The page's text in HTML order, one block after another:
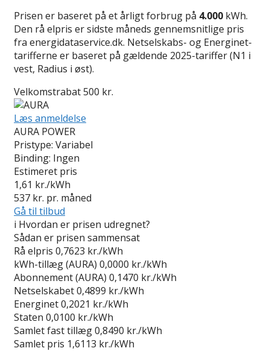
Prisen er baseret på et årligt forbrug på 4.000 kWh.
Den rå elpris er sidste måneds gennemsnitlige pris
fra energidataservice.dk. Netselskabs- og Energinet-
tarifferne er baseret på gældende 2025-tariffer (N1 i
vest, Radius i øst).
Velkomstrabat 500 kr.
Læs anmeldelse
AURA POWER
Pristype: Variabel
Binding: Ingen
Estimeret pris
1,61 kr./kWh
537 kr. pr. måned
Gå til tilbud
i Hvordan er prisen udregnet?
Sådan er prisen sammensat
Rå elpris 0,7623 kr./kWh
kWh-tillæg (AURA) 0,0000 kr./kWh
Abonnement (AURA) 0,1470 kr./kWh
Netselskabet0,4899 kr./kWh
Energinet0,2021 kr./kWh
Staten 0,0100 kr./kWh
Samlet fast tillæg0,8490 kr./kWh
Samlet pris 1,6113 kr./kWh